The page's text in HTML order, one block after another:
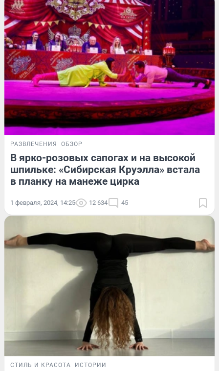
РАЗВЛЕЧЕНИЯ ОБЗОР
В ярко-розовых сапогах и на высокой
шпильке: «Сибирская Круэлла» встала
в планку на манеже цирка
1 февраля, 2024, 14:25 12 634 45
СТИЛЬ И КРАСОТА ИСТОРИИ